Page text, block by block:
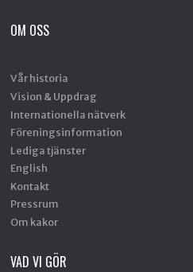
OM OSS
Vår historia
Vision & Uppdrag
Internationella nätverk
Föreningsinformation
Lediga tjänster
English
Kontakt
Pressrum
Om kakor
VAD VI GÖR